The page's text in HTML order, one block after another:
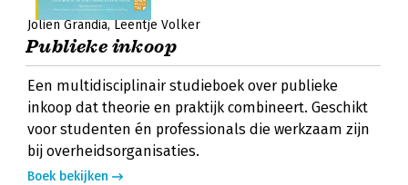
Jolien Grandia Leentje Volker
Publieke inkoop
Een multidisciplinair studieboek over publieke
inkoop dat theorie en praktijk combineert. Geschikt
voor studenten én professionals die werkzaam zijn
bij overheidsorganisaties.
Boek bekijken